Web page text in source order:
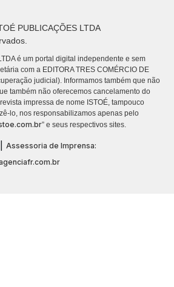
PUBLICAÇÕES LTDA
é um portal digital independente e sem
com a EDITORA TRES COMÉRCIO DE
judicial). Informamos também que não
também não oferecemos cancelamento do
impressa de nome ISTOÉ, tampouco
lo, nos responsabilizamos apenas pelo
” e seus respectivos sites.
Assessoria de Imprensa: